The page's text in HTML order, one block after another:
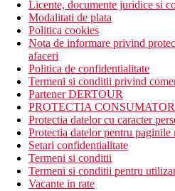
Licente, documente juridice si
Modalitati de plata
Politica cookies
Nota de informare privind
afaceri
Politica de confidentialitate
Termeni si conditii privind
Partener DERTOUR
PROTECTIA
Protectia datelor cu caracter
Protectia datelor pentru paginile
Setari confidentialitate
Termeni si conditii
Termeni si conditii pentru
Vacante in rate